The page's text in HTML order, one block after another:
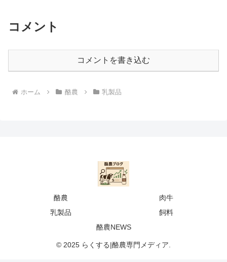
コメント
コメントを書き込む
ホーム 酪農 乳製品
酪農
肉牛
乳製品
飼料
酪農NEWS
© 2025 らくする|酪農専門メディア.